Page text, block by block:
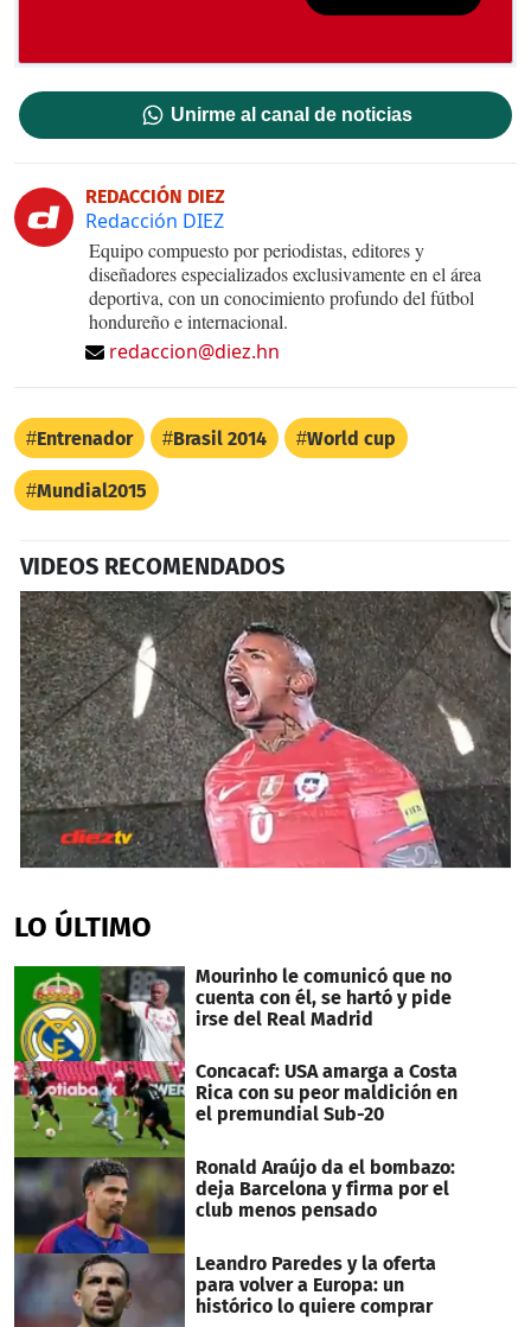
Unirme al canal de noticias
REDACCIÓN DIEZ
Redacción DIEZ
Equipo compuesto por periodistas, editores y
diseñadores especializados exclusivamente en el área
deportiva, con un conocimiento profundo del fútbol
hondureño e internacional.
redaccion@diez.hn
Entrenador Brasil 2014 World cup
Mundial2015
VIDEOS RECOMENDADOS
of
40
LO ÚLTIMO
Mourinho le comunicó que no
cuenta con él, se hartó y pide
irse del Real Madrid
Concacaf: USA amarga a Costa
Rica con su peor maldición en
el premundial Sub-20
Ronald Araújo da el bombazo:
deja Barcelona y firma por el
club menos pensado
Leandro Paredes y la oferta
para volver a Europa: un
histórico lo quiere comprar